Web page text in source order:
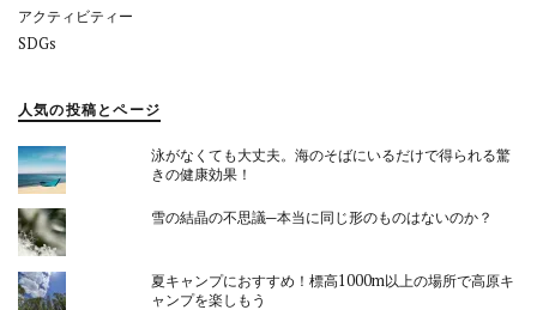
アクティビティー
SDGs
人気の投稿とページ
泳がなくても大丈夫。海のそばにいるだけで得られる驚
きの健康効果！
雪の結晶の不思議─本当に同じ形のものはないのか？
夏キャンプにおすすめ！標高1000m以上の場所で高原キ
ャンプを楽しもう